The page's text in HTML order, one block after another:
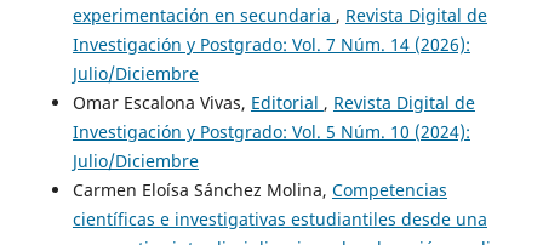
experimentación en secundaria , Revista Digital de
Investigación y Postgrado: Vol. 7 Núm. 14 (2026):
Julio/Diciembre
Omar Escalona Vivas, Editorial , Revista Digital de
Investigación y Postgrado: Vol. 5 Núm. 10 (2024):
Julio/Diciembre
Carmen Eloísa Sánchez Molina, Competencias
científicas e investigativas estudiantiles desde una